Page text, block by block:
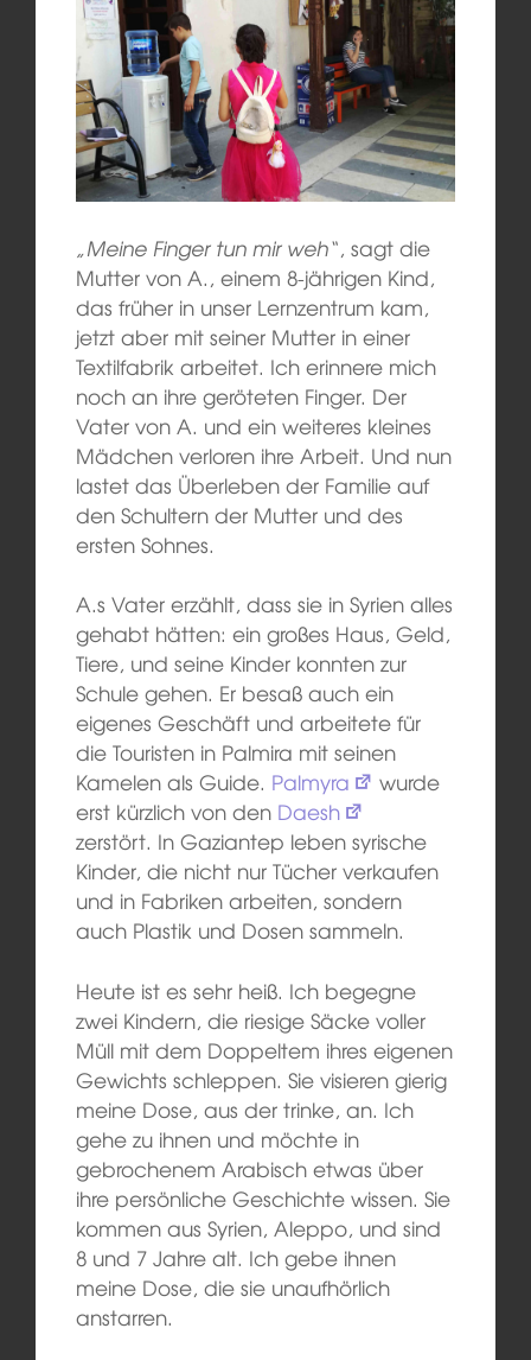
„Meine Finger tun mir weh“, sagt die
Mutter von A., einem 8-jährigen Kind,
das früher in unser Lernzentrum kam,
jetzt aber mit seiner Mutter in einer
Textilfabrik arbeitet. Ich erinnere mich
noch an ihre geröteten Finger. Der
Vater von A. und ein weiteres kleines
Mädchen verloren ihre Arbeit. Und nun
lastet das Überleben der Familie auf
den Schultern der Mutter und des
ersten Sohnes.
A.s Vater erzählt, dass sie in Syrien alles
gehabt hätten: ein großes Haus, Geld,
Tiere, und seine Kinder konnten zur
Schule gehen. Er besaß auch ein
eigenes Geschäft und arbeitete für
die Touristen in Palmira mit seinen
Kamelen als Guide. Palmyra
wurde
erst kürzlich von den Daesh
zerstört. In Gaziantep leben syrische
Kinder, die nicht nur Tücher verkaufen
und in Fabriken arbeiten, sondern
auch Plastik und Dosen sammeln.
Heute ist es sehr heiß. Ich begegne
zwei Kindern, die riesige Säcke voller
Müll mit dem Doppeltem ihres eigenen
Gewichts schleppen. Sie visieren gierig
meine Dose, aus der trinke, an. Ich
gehe zu ihnen und möchte in
gebrochenem Arabisch etwas über
ihre persönliche Geschichte wissen. Sie
kommen aus Syrien, Aleppo, und sind
8 und 7 Jahre alt. Ich gebe ihnen
meine Dose, die sie unaufhörlich
anstarren.